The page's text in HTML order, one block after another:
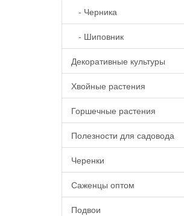
- Черника
- Шиповник
Декоративные культуры
Хвойные растения
Горшечные растения
Полезности для садовода
Черенки
Саженцы оптом
Подвои